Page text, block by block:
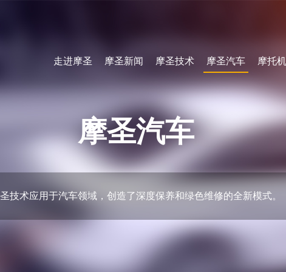
走进摩圣 摩圣新闻 摩圣技术 摩圣汽车 摩托
摩圣汽车
技术应用于汽车领域，创造了深度保养和绿色维修的全新模式。